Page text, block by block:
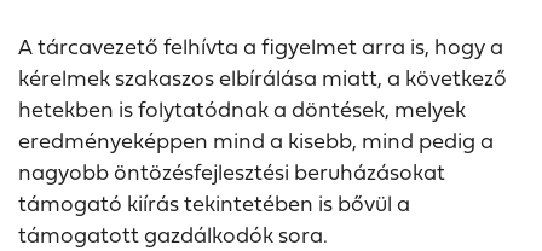
A tárcavezető felhívta a figyelmet arra is, hogy a
kérelmek szakaszos elbírálása miatt, a következő
hetekben is folytatódnak a döntések, melyek
eredményeképpen mind a kisebb, mind pedig a
nagyobb öntözésfejlesztési beruházásokat
támogató kiírás tekintetében is bővül a
támogatott gazdálkodók sora.